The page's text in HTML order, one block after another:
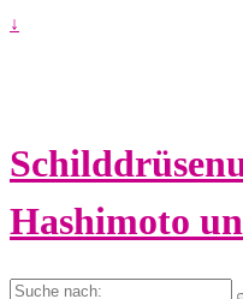
↓
Hashimoto
Suche